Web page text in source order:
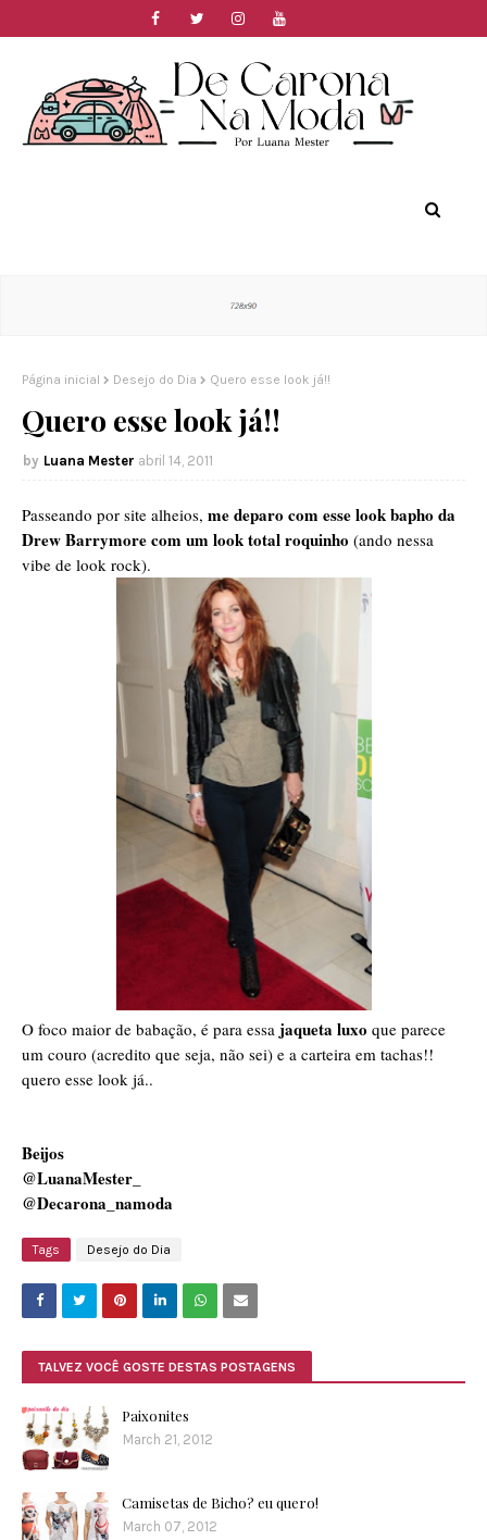
Página inicial Desejo do Dia Quero esse look já!!
Quero esse look já!!
Luana Mester abril 14, 2011
Passeando por site alheios, me deparo com esse look bapho da
Drew Barrymore com um look total roquinho (ando nessa
vibe de look rock).
O foco maior de babação, é para essa jaqueta luxo que parece
um couro (acredito que seja, não sei) e a carteira em tachas!!
quero esse look já..
Beijos
@LuanaMester_
@Decarona_namoda
Tags Desejo do Dia
TALVEZ VOCÊ GOSTE DESTAS POSTAGENS
Paixonites
March 21, 2012
Camisetas de Bicho? eu quero!
March 07, 2012